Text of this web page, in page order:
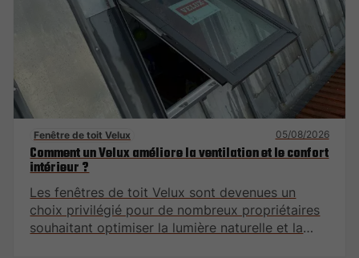
Fenêtre de toit Velux 05/08/2026
Comment un Velux améliore la ventilation et le confort
intérieur ?
Les fenêtres de toit Velux sont devenues un
choix privilégié pour de nombreux propriétaires
souhaitant optimiser la lumière naturelle et la